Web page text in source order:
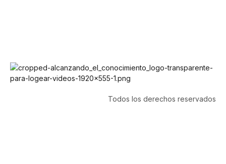
Todos los derechos reservados